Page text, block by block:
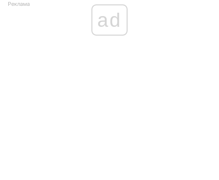
Реклама
ad